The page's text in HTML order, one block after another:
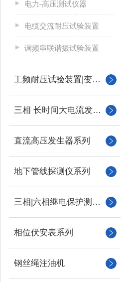
电力-高压测试仪器
电缆交流耐压试验装置
调频串联谐振试验装置
工频耐压试验装置|变压器
三相 长时间大电流发生器
直流高压发生器系列
地下管线探测仪系列
三相|六相继电保护测试仪
相位伏安表系列
钢丝绳注油机